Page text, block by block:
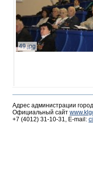
49.jpg
Адрес администрации
Официальный сайт
+7 (4012) 31-10-31, E-mail: